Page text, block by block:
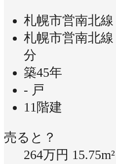
札幌市営南北
札幌市営南北
分
築45年
- 戸
11階建
売ると？
264万円 15.75m²